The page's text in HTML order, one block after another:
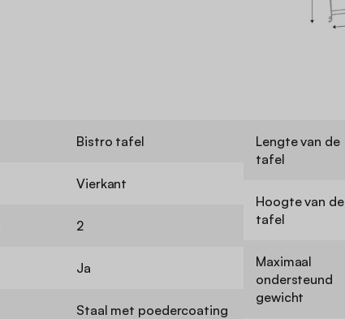
Bistro tafel
Vierkant
2
Ja
Staal met poedercoating
Lengte van de
tafel
Hoogte van de
tafel
Maximaal
ondersteund
gewicht